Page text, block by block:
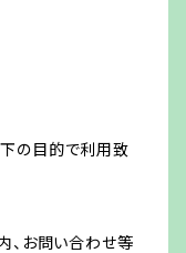
下の目的で利用致
、お問い合わせ等